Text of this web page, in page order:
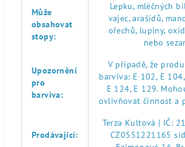
Může
obsahovat
stopy:
Lepku, mléčných
vajec, arašídů,
ořechů, lupiny,
nebo
Upozornění
pro
barviva:
V případě, že
barviva: E 102, E
E 124, E 129.
ovlivňovat činnost a
Prodávající:
Terza Kultová | IČ:
CZ0551221165